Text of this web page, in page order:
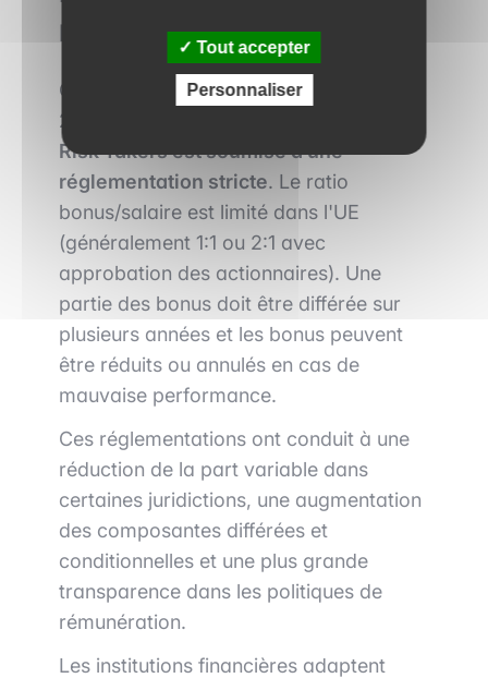
récentes
Cependant, depuis la crise financière de
2008,
Risk Takers est soumise à une
réglementation stricte. Le ratio
bonus/salaire est limité dans l'UE
(généralement 1:1 ou 2:1 avec
approbation des actionnaires). Une
partie des bonus doit être différée sur
plusieurs années et les bonus peuvent
être réduits ou annulés en cas de
mauvaise performance.
Ces réglementations ont conduit à une
réduction de la part variable dans
certaines juridictions, une augmentation
des composantes différées et
conditionnelles et une plus grande
transparence dans les politiques de
rémunération.
Les institutions financières adaptent
Tout accepter
Personnaliser